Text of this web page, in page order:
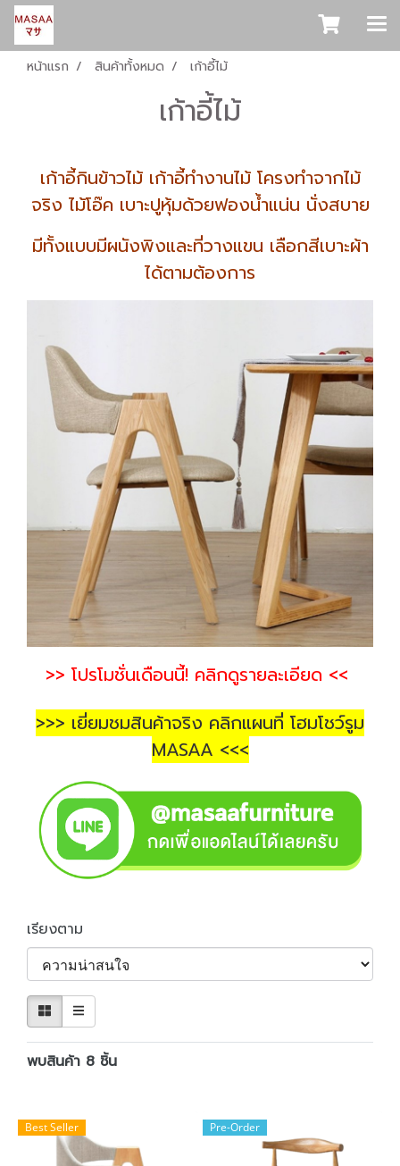
หน้าแรก สินค้าทั้งหมด เก้าอี้ไม้
เก้าอี้ไม้
เก้าอี้กินข้าวไม้ เก้าอี้ทำงานไม้ โครงทำจากไม้
จริง ไม้โอ๊ค เบาะปูหุ้มด้วยฟองน้ำแน่น นั่งสบาย
มีทั้งแบบมีผนังพิงและที่วางแขน เลือกสีเบาะผ้า
ได้ตามต้องการ
>> โปรโมชั่นเดือนนี้! คลิกดูรายละเอียด <<
>>> เยี่ยมชมสินค้าจริง คลิกแผนที่ โฮมโชว์รูม
MASAA <<<
เรียงตาม
พบสินค้า 8 ชิ้น
Best Seller Pre-Order